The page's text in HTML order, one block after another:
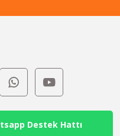
Destek Hattı